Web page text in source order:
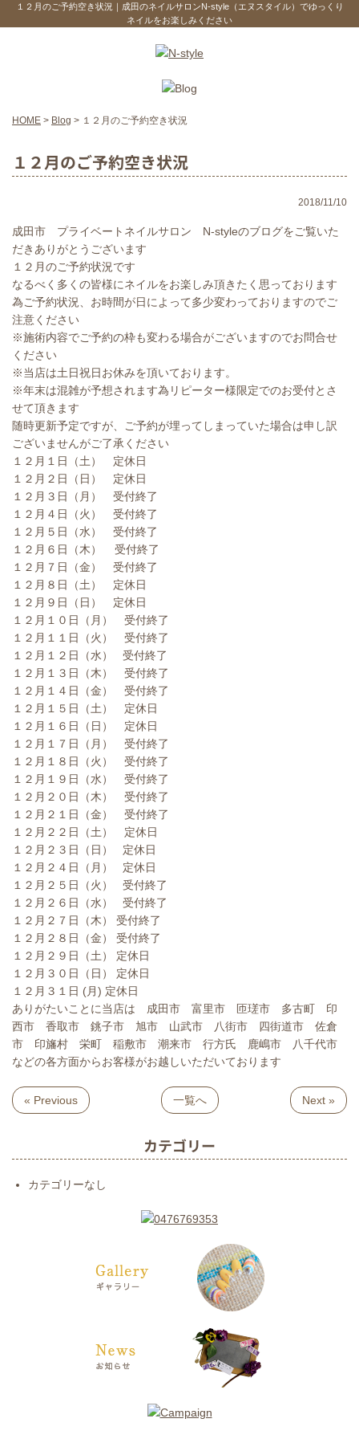
１２月のご予約空き状況｜成田のネイルサロンN-style（エヌスタイル）でゆっくり
ネイルをお楽しみください
HOME > Blog > １２月のご予約空き状況
１２月のご予約空き状況
2018/11/10
成田市 プライベートネイルサロン N-styleのブログをご覧いた
だきありがとうございます
１２月のご予約状況です
なるべく多くの皆様にネイルをお楽しみ頂きたく思っております
為ご予約状況、お時間が日によって多少変わっておりますのでご
注意ください
※施術内容でご予約の枠も変わる場合がございますのでお問合せ
ください
※当店は土日祝日お休みを頂いております。
※年末は混雑が予想されます為リピーター様限定でのお受付とさ
せて頂きます
随時更新予定ですが、ご予約が埋ってしまっていた場合は申し訳
ございませんがご了承ください
１２月１日（土） 定休日
１２月２日（日） 定休日
１２月３日（月） 受付終了
１２月４日（火） 受付終了
１２月５日（水） 受付終了
１２月６日（木） 受付終了
１２月７日（金） 受付終了
１２月８日（土） 定休日
１２月９日（日） 定休日
１２月１０日（月） 受付終了
１２月１１日（火） 受付終了
１２月１２日（水） 受付終了
１２月１３日（木） 受付終了
１２月１４日（金） 受付終了
１２月１５日（土） 定休日
１２月１６日（日） 定休日
１２月１７日（月） 受付終了
１２月１８日（火） 受付終了
１２月１９日（水） 受付終了
１２月２０日（木） 受付終了
１２月２１日（金） 受付終了
１２月２２日（土） 定休日
１２月２３日（日） 定休日
１２月２４日（月） 定休日
１２月２５日（火） 受付終了
１２月２６日（水） 受付終了
１２月２７日（木） 受付終了
１２月２８日（金） 受付終了
１２月２９日（土） 定休日
１２月３０日（日） 定休日
１２月３１日 (月) 定休日
ありがたいことに当店は 成田市 富里市 匝瑳市 多古町 印
西市 香取市 銚子市 旭市 山武市 八街市 四街道市 佐倉
市 印旛村 栄町 稲敷市 潮来市 行方氏 鹿嶋市 八千代市
などの各方面からお客様がお越しいただいております
« Previous 一覧へ Next »
カテゴリー
カテゴリーなし